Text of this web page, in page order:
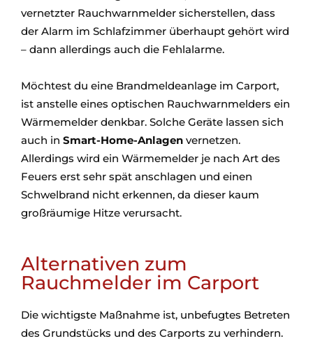
vernetzter Rauchwarnmelder sicherstellen, dass
der Alarm im Schlafzimmer überhaupt gehört wird
– dann allerdings auch die Fehlalarme.
Möchtest du eine Brandmeldeanlage im Carport,
ist anstelle eines optischen Rauchwarnmelders ein
Wärmemelder denkbar. Solche Geräte lassen sich
auch in Smart-Home-Anlagen vernetzen.
Allerdings wird ein Wärmemelder je nach Art des
Feuers erst sehr spät anschlagen und einen
Schwelbrand nicht erkennen, da dieser kaum
großräumige Hitze verursacht.
Alternativen zum
Rauchmelder im Carport
Die wichtigste Maßnahme ist, unbefugtes Betreten
des Grundstücks und des Carports zu verhindern.